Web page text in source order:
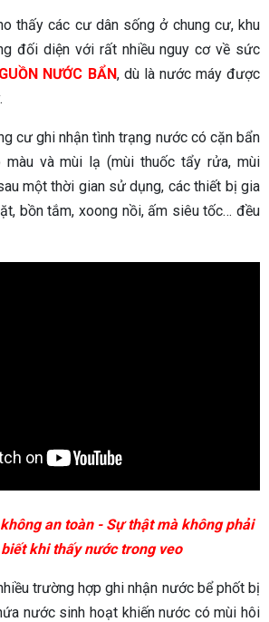
thấy các cư dân sống ở chung cư, khu
đối diện với rất nhiều nguy cơ về sức
NƯỚC BẨN, dù là nước máy được
cư ghi nhận tình trạng nước có cặn bẩn
và mùi lạ (mùi thuốc tẩy rửa, mùi
một thời gian sử dụng, các thiết bị gia
bồn tắm, xoong nồi, ấm siêu tốc… đều
an toàn - Sự thật mà không phải
khi thấy nước trong veo
trường hợp ghi nhận nước bể phốt bị
nước sinh hoạt khiến nước có mùi hôi